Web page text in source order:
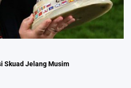
Skuad Jelang Musim